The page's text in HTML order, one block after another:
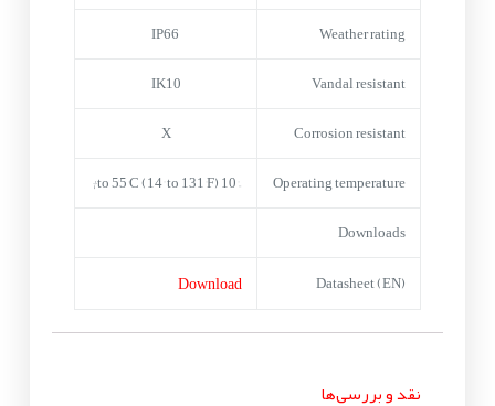
Weather rating
Vandal resistant
IK10
Corrosion resistant
X
Operating temperature
–10° to 55°C (14° to 131°F)†
Downloads
Datasheet (EN)
Download
نقد و بررسی‌ها